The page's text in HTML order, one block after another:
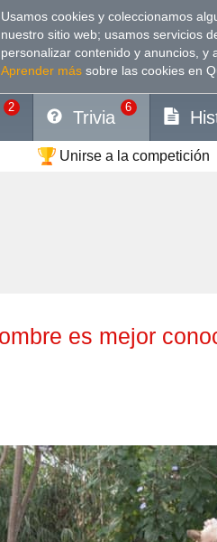
Usamos cookies y coleccionamos
nuestro sitio web; usamos servicios
personalizar contenido y anuncios, y
Aprender más sobre las cookies en
2
Trivia
6
Unirse a la competición